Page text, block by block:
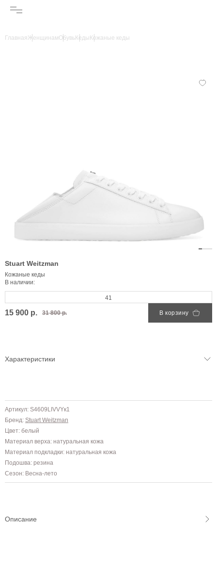
ГлавнаяЖенщинамОбувьКеды Кожаные кеды
Stuart Weitzman
Кожаные кеды
В наличии:
41
15 900 р. 31 800 р. В корзину
Характеристики
Артикул: S4609LIVVYк1
Бренд: Stuart Weitzman
Цвет: белый
Материал верха: натуральная кожа
Материал подкладки: натуральная кожа
Подошва: резина
Сезон: Весна-лето
Описание